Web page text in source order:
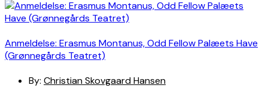
Anmeldelse: Erasmus Montanus, Odd Fellow Palæets Have
(Grønnegårds Teatret)
By: Christian Skovgaard Hansen